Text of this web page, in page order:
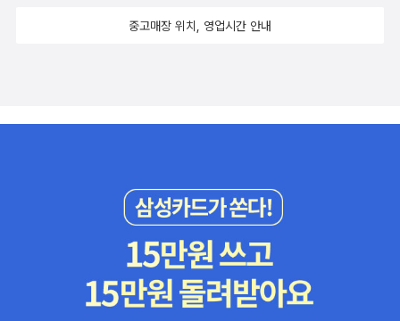
중고매장 위치, 영업시간 안내